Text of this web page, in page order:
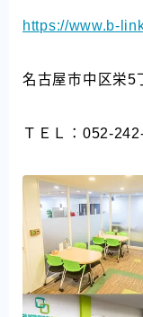
https://www.b-
名古屋市中区栄
ＴＥＬ：052-